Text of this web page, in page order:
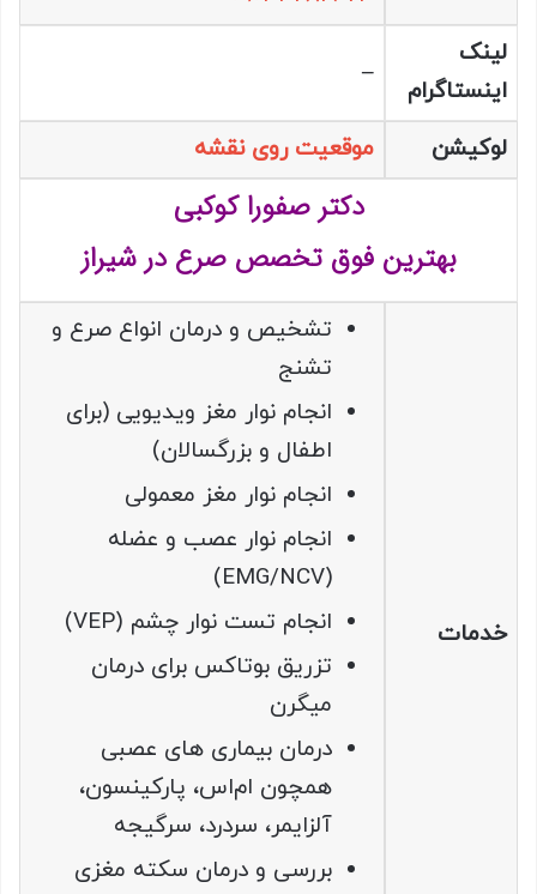
لینک
اینستاگرام
–
لوکیشن موقعیت روی نقشه
دکتر صفورا کوکبی
بهترین فوق تخصص صرع در شیراز
خدمات
تشخیص و درمان انواع صرع و
تشنج
انجام نوار مغز ویدیویی (برای
اطفال و بزرگسالان)
انجام نوار مغز معمولی
انجام نوار عصب و عضله
(EMG/NCV)
انجام تست نوار چشم (VEP)
تزریق بوتاکس برای درمان
میگرن
درمان بیماری های عصبی
همچون ام‌اس، پارکینسون،
آلزایمر، سردرد، سرگیجه
بررسی و درمان سکته مغزی